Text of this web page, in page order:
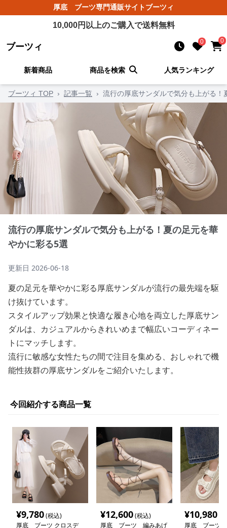
厚底 ブーツ専門通販サイトブーツィ
10,000円以上のご購入で送料無料
ブーツィ 0 0
新着商品 商品を検索 人気ランキング
ブーツィ TOP › 記事一覧 › 流行の厚底サンダルで気分も上がる！
流行の厚底サンダルで気分も上がる！夏の足元を華
やかに彩る5選
更新日 2026-06-18
夏の足元を華やかに彩る厚底サンダルが流行の最先端を駆
け抜けています。
スタイルアップ効果と快適な履き心地を両立した厚底サン
ダルは、カジュアルからきれいめまで幅広いコーディネー
トにマッチします。
流行に敏感な女性たちの間で注目を集める、おしゃれで機
能性抜群の厚底サンダルをご紹介いたします。
今回紹介する商品一覧
¥9,780(税込)
厚底 ブーツ クロスデ
¥12,600(税込)
厚底 ブーツ 編みあげ
¥10,980
厚底 ブーツ